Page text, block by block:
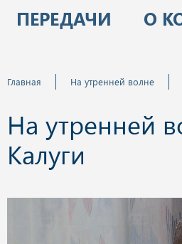
ПЕРЕДАЧИ
О
Главная На утренней волне
На утренней
Калуги